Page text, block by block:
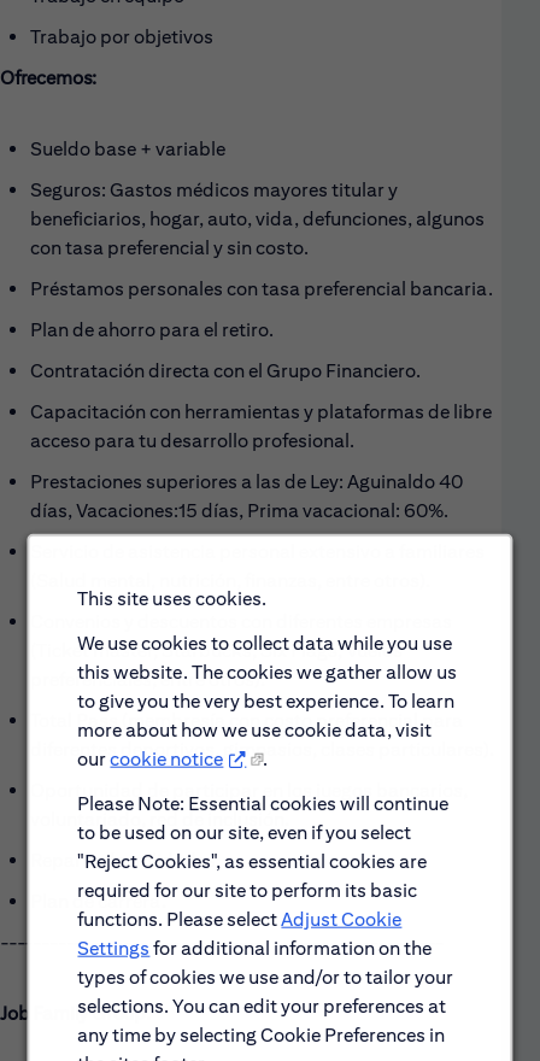
This site uses cookies.
We use cookies to collect data while you use
this website. The cookies we gather allow us
to give you the very best experience. To learn
more about how we use cookie data, visit
ourcookie notice
.
Please Note: Essential cookies will continue
to be used on our site, even if you select
"Reject Cookies", as essential cookies are
required for our site to perform its basic
functions. Please selectAdjust Cookie
Settings for additional information on the
types of cookies we use and/or to tailor your
selections. You can edit your preferences at
any time by selecting Cookie Preferences in
Trabajo por objetivos
Ofrecemos:
Sueldo base + variable
Seguros: Gastos médicos mayores titular y
beneficiarios, hogar, auto, vida, defunciones, algunos
con tasa preferencial y sin costo.
Préstamos personales con tasa preferencial bancaria.
Plan de ahorro para el retiro.
Contratación directa con el Grupo Financiero.
Capacitación con herramientas y plataformas de libre
acceso para tu desarrollo profesional.
Prestaciones superiores a las de Ley: Aguinaldo 40
días, Vacaciones:15 días, Prima vacacional: 60%.
(Ticket máster, Starbucks, Six Flags, Vuelos
preferenciales, entre otros).
Total Pass (membresía con costo preferencial para
diferentes deportivos, gimnasios, clases particulares).
Oportunidad de participar en los juegos bancarios,
voluntariado, red de inclusión.
Reparto de utilidades.
Plan de carrera.
------------------------------------------------------
Job Family Group: